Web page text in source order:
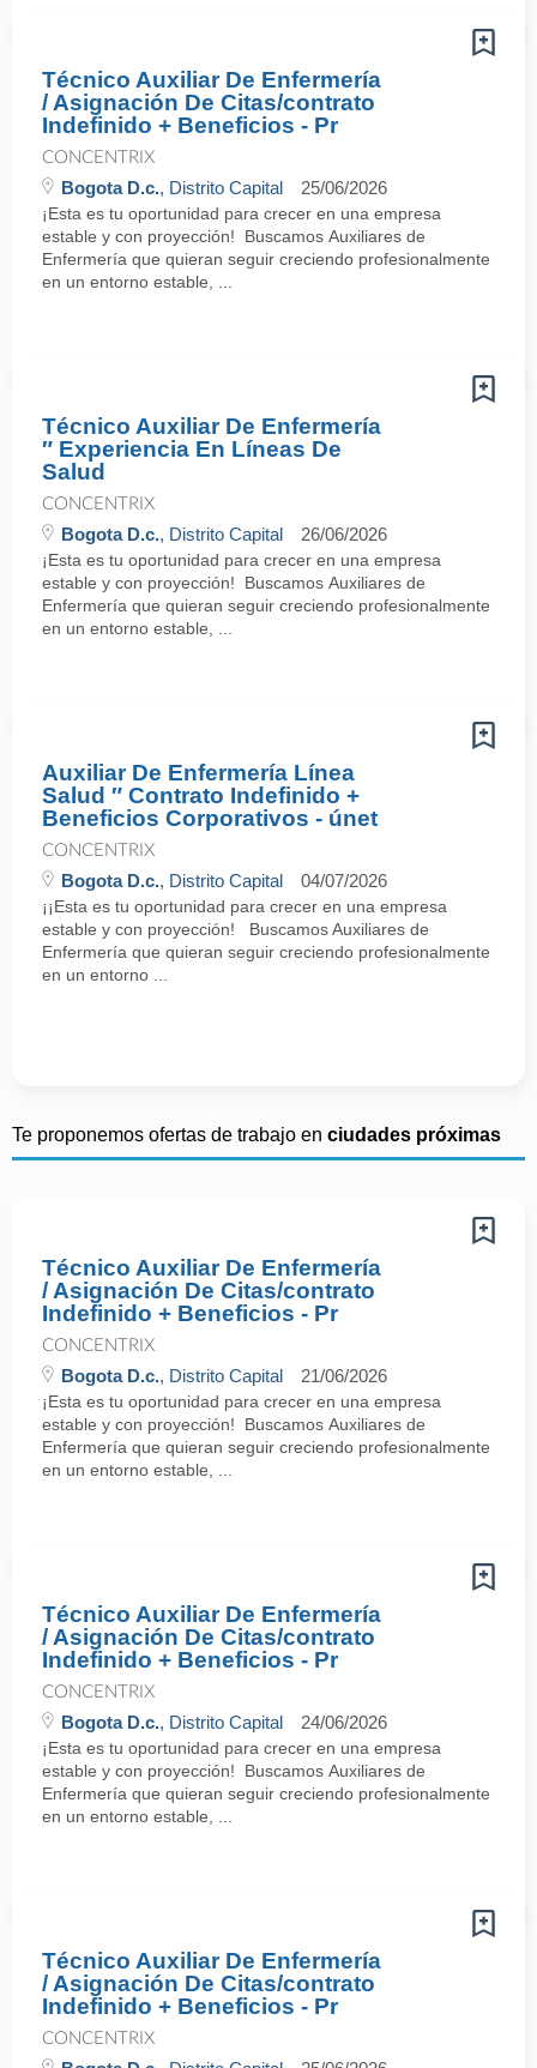
Técnico Auxiliar De Enfermería
/ Asignación De Citas/contrato
Indefinido + Beneficios - Pr
CONCENTRIX
Bogota D.c., Distrito Capital 25/06/2026
¡Esta es tu oportunidad para crecer en una empresa
estable y con proyección! Buscamos Auxiliares de
Enfermería que quieran seguir creciendo profesionalmente
en un entorno estable, ...
Técnico Auxiliar De Enfermería
″ Experiencia En Líneas De
Salud
CONCENTRIX
Bogota D.c., Distrito Capital 26/06/2026
¡Esta es tu oportunidad para crecer en una empresa
estable y con proyección! Buscamos Auxiliares de
Enfermería que quieran seguir creciendo profesionalmente
en un entorno estable, ...
Auxiliar De Enfermería Línea
Salud ″ Contrato Indefinido +
Beneficios Corporativos - únet
CONCENTRIX
Bogota D.c., Distrito Capital 04/07/2026
¡¡Esta es tu oportunidad para crecer en una empresa
estable y con proyección! Buscamos Auxiliares de
Enfermería que quieran seguir creciendo profesionalmente
en un entorno ...
Te proponemos ofertas de trabajo en ciudades próximas
Técnico Auxiliar De Enfermería
/ Asignación De Citas/contrato
Indefinido + Beneficios - Pr
CONCENTRIX
Bogota D.c., Distrito Capital 21/06/2026
¡Esta es tu oportunidad para crecer en una empresa
estable y con proyección! Buscamos Auxiliares de
Enfermería que quieran seguir creciendo profesionalmente
en un entorno estable, ...
Técnico Auxiliar De Enfermería
/ Asignación De Citas/contrato
Indefinido + Beneficios - Pr
CONCENTRIX
Bogota D.c., Distrito Capital 24/06/2026
¡Esta es tu oportunidad para crecer en una empresa
estable y con proyección! Buscamos Auxiliares de
Enfermería que quieran seguir creciendo profesionalmente
en un entorno estable, ...
Técnico Auxiliar De Enfermería
/ Asignación De Citas/contrato
Indefinido + Beneficios - Pr
CONCENTRIX